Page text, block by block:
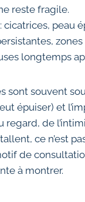
reste fragile.
: cicatrices, peau
longtemps
sont souvent
épuiser) et
regard, de
ce n’est
de
à montrer.